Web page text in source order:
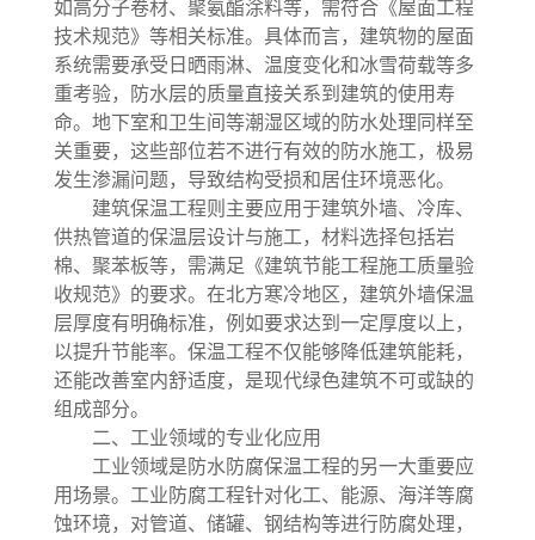
如高分子卷材、聚氨酯涂料等，需符合《屋面工程
技术规范》等相关标准。具体而言，建筑物的屋面
系统需要承受日晒雨淋、温度变化和冰雪荷载等多
重考验，防水层的质量直接关系到建筑的使用寿
命。地下室和卫生间等潮湿区域的防水处理同样至
关重要，这些部位若不进行有效的防水施工，极易
发生渗漏问题，导致结构受损和居住环境恶化。
建筑保温工程则主要应用于建筑外墙、冷库、
供热管道的保温层设计与施工，材料选择包括岩
棉、聚苯板等，需满足《建筑节能工程施工质量验
收规范》的要求。在北方寒冷地区，建筑外墙保温
层厚度有明确标准，例如要求达到一定厚度以上，
以提升节能率。保温工程不仅能够降低建筑能耗，
还能改善室内舒适度，是现代绿色建筑不可或缺的
组成部分。
二、工业领域的专业化应用
工业领域是防水防腐保温工程的另一大重要应
用场景。工业防腐工程针对化工、能源、海洋等腐
蚀环境，对管道、储罐、钢结构等进行防腐处理，